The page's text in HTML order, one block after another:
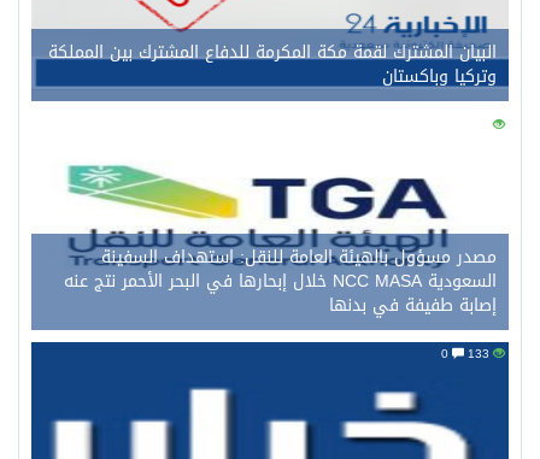
البيان المشترك لقمة مكة المكرمة للدفاع المشترك بين المملكة
وتركيا وباكستان
145
مصدر مسؤول بالهيئة العامة للنقل: استهداف السفينة
السعودية NCC MASA خلال إبحارها في البحر الأحمر نتج عنه
إصابة طفيفة في بدنها